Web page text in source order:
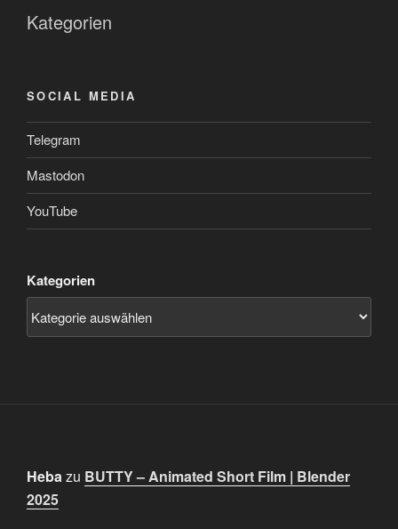
Kategorien
SOCIAL MEDIA
Telegram
Mastodon
YouTube
Kategorien
Hebazu BUTTY – Animated Short Film | Blender
2025